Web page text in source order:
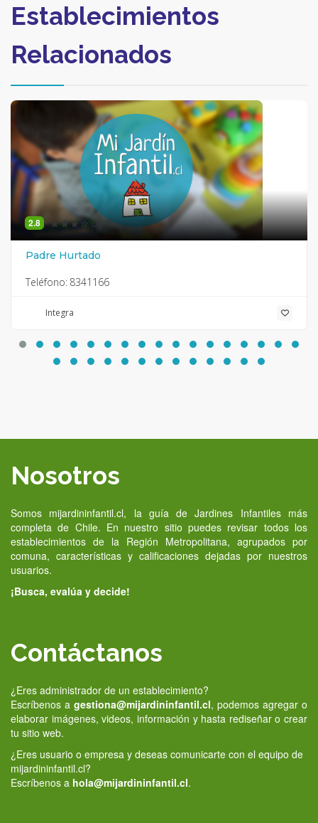
Establecimientos
Relacionados
2.8
Padre Hurtado
Teléfono: 8341166
Integra
Nosotros
Somos mijardininfantil.cl, la guía de Jardines Infantiles más
completa de Chile. En nuestro sitio puedes revisar todos los
establecimientos de la Región Metropolitana, agrupados por
comuna, características y calificaciones dejadas por nuestros
usuarios.
¡Busca, evalúa y decide!
Contáctanos
¿Eres administrador de un establecimiento?
Escríbenos a gestiona@mijardininfantil.cl, podemos agregar o
elaborar imágenes, videos, información y hasta rediseñar o crear
tu sitio web.
¿Eres usuario o empresa y deseas comunicarte con el equipo de
mijardininfantil.cl?
Escríbenos a hola@mijardininfantil.cl.